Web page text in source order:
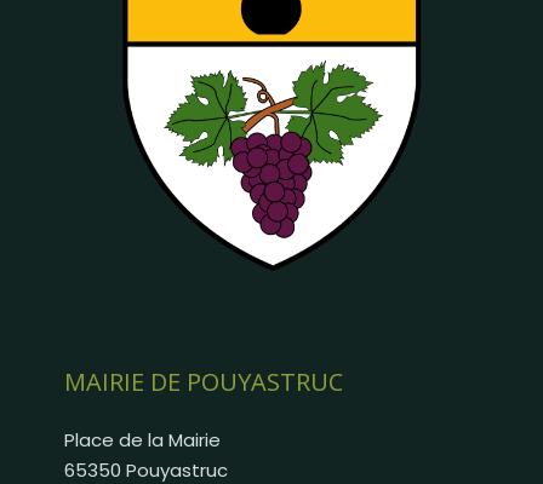
MAIRIE DE POUYASTRUC
Place de la Mairie
65350 Pouyastruc